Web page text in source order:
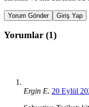
Yorum Gönder Giriş Yap
Yorumlar (1)
Ergin E. 20 Eylül